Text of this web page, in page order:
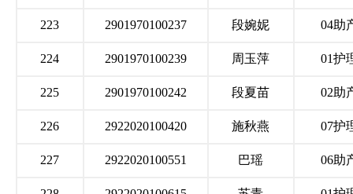
223 2901970100237 段婉妮 04助
224 2901970100239 周玉萍 01护
225 2901970100242 段夏苗 02助
226 2922020100420 施秋燕 07护
227 2922020100551 巴瑶 06助